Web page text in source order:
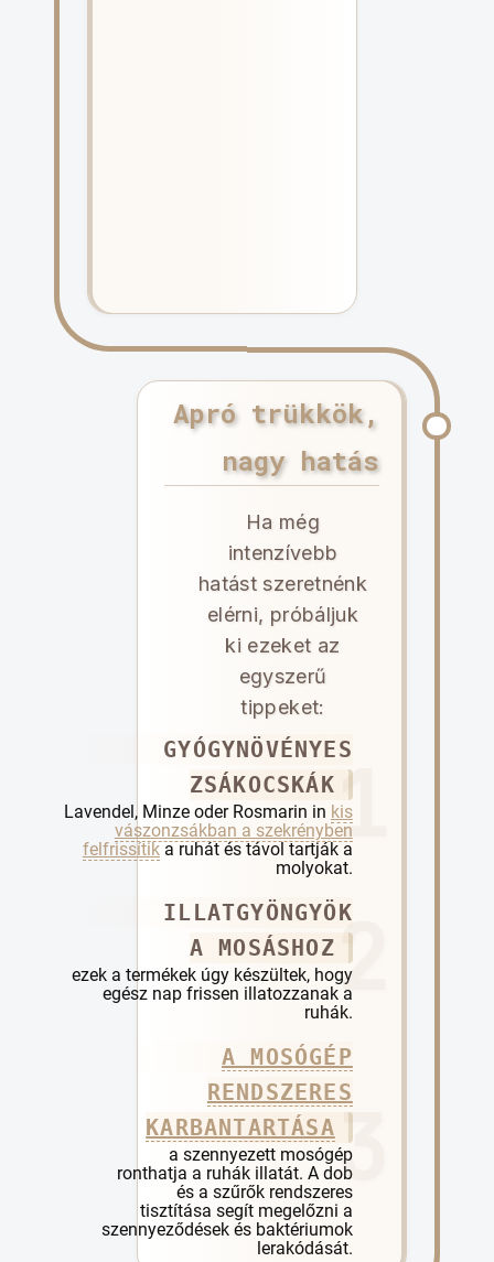
Apró trükkök,
nagy hatás
Ha még
intenzívebb
hatást szeretnénk
elérni, próbáljuk
ki ezeket az
egyszerű
tippeket:
GYÓGYNÖVÉNYES
ZSÁKOCSKÁK
Lavendel, Minze oder Rosmarin in kis
vászonzsákban a szekrényben
felfrissítika ruhát és távol tartják a
molyokat.
ILLATGYÖNGYÖK
A MOSÁSHOZ
ezek a termékek úgy készültek, hogy
egész nap frissen illatozzanak a
ruhák.
A MOSÓGÉP
RENDSZERES
KARBANTARTÁSA
a szennyezett mosógép
ronthatja a ruhák illatát. A dob
és a szűrők rendszeres
tisztítása segít megelőzni a
szennyeződések és baktériumok
lerakódását.